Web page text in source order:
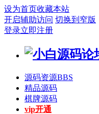
设为首页收藏本站
开启辅助访问 切换到窄版
登录立即注册
源码资源BBS
精品源码
棋牌源码
vip开通